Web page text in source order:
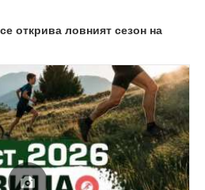
открива ловният сезон на